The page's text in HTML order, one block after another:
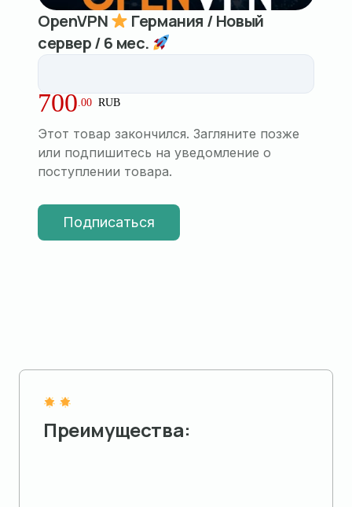
OpenVPN
Германия / Новый
сервер / 6 мес.
700.00 RUB
Этот товар закончился. Загляните позже
или подпишитесь на уведомление о
поступлении товара.
Подписаться
Преимущества: